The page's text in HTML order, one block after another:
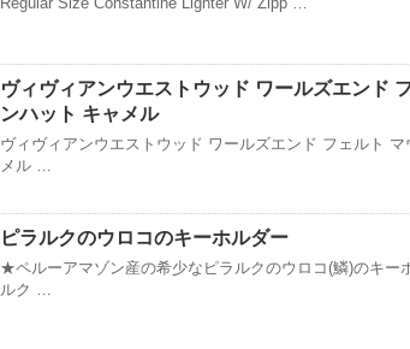
ヴィヴィアンウエストウッド ワールズエンド
ンハット キャメル
ヴィヴィアンウエストウッド ワールズエンド フェルト マ
メル …
ピラルクのウロコのキーホルダー
★ペルーアマゾン産の希少なピラルクのウロコ(鱗)のキー
ルク …